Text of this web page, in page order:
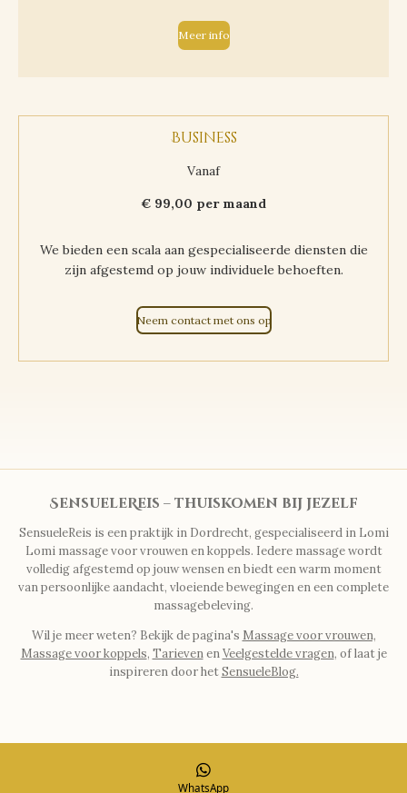
Meer info
Business
Vanaf
€ 99,00 per maand
We bieden een scala aan gespecialiseerde diensten die
zijn afgestemd op jouw individuele behoeften.
Neem contact met ons op
SensueleReis – thuiskomen bij jezelf
SensueleReis is een praktijk in Dordrecht, gespecialiseerd in Lomi
Lomi massage voor vrouwen en koppels. Iedere massage wordt
volledig afgestemd op jouw wensen en biedt een warm moment
van persoonlijke aandacht, vloeiende bewegingen en een complete
massagebeleving.
Wil je meer weten? Bekijk de pagina's Massage voor vrouwen,
Massage voor koppels, TarievenenVeelgestelde vragen, of laat je
inspireren door hetSensueleBlog.
WhatsApp